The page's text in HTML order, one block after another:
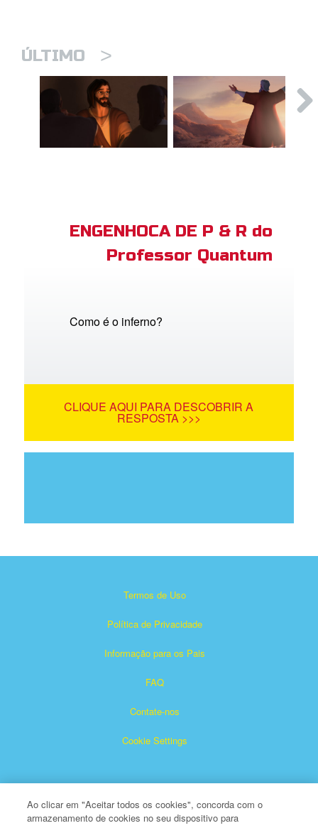
ÚLTIMO >
ENGENHOCA DE P & R do
Professor Quantum
Como é o inferno?
CLIQUE AQUI PARA DESCOBRIR A
RESPOSTA >>>
Termos de Uso
Política de Privacidade
Informação para os Pais
FAQ
Contate-nos
Cookie Settings
Ao clicar em "Aceitar todos os cookies", concorda com o
armazenamento de cookies no seu dispositivo para